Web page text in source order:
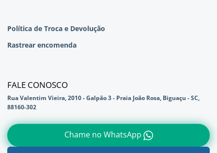
Política de Troca e Devolução
Rastrear encomenda
FALE CONOSCO
Rua Valentim Vieira, 2010 - Galpão 3 - Praia João Rosa, Biguaçu - SC,
88160-302
Chame no WhatsApp